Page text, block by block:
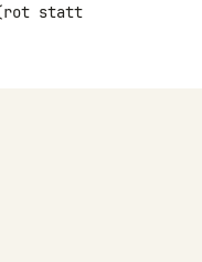
(rot statt